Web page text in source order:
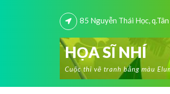
85 Nguyễn Thái Học,
HỌA SĨ NHÍ
Cuộc thi vẽ tranh bằng màu